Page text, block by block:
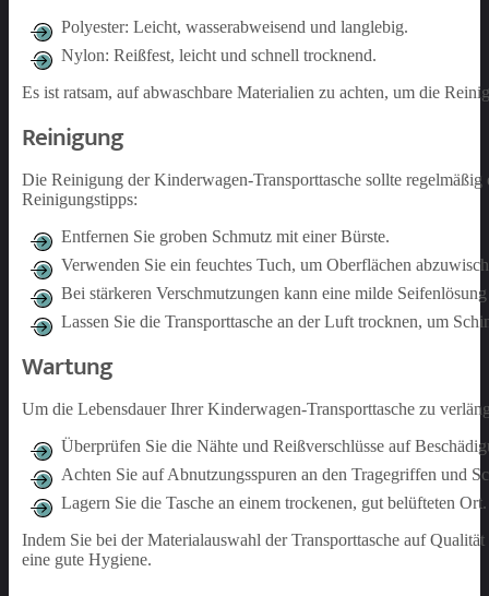
Polyester: Leicht, wasserabweisend und langlebig.
Nylon: Reißfest, leicht und schnell trocknend.
Es ist ratsam, auf abwaschbare Materialien zu achten, um die
Reinigung
Die Reinigung der Kinderwagen-Transporttasche sollte
Reinigungstipps:
Entfernen Sie groben Schmutz mit einer Bürste.
Verwenden Sie ein feuchtes Tuch, um Oberflächen
Bei stärkeren Verschmutzungen kann eine milde
Lassen Sie die Transporttasche an der Luft trocknen, um
Wartung
Um die Lebensdauer Ihrer Kinderwagen-Transporttasche zu
Überprüfen Sie die Nähte und Reißverschlüsse auf
Achten Sie auf Abnutzungsspuren an den Tragegriffen und
Lagern Sie die Tasche an einem trockenen, gut belüfteten Ort.
Indem Sie bei der Materialauswahl der Transporttasche auf
eine gute Hygiene.